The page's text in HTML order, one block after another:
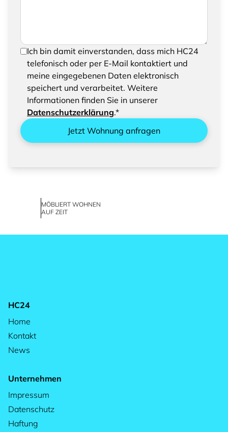
Um Ihre Anfrage senden zu können, bestätigen
Sie bitte das Speichern und Verarbeiten Ihrer
eingegebenen Daten
Ich bin damit einverstanden, dass mich HC24
telefonisch oder per E-Mail kontaktiert und
meine eingegebenen Daten elektronisch
speichert und verarbeitet. Weitere
Informationen finden Sie in unserer
Datenschutzerklärung.*
Jetzt Wohnung anfragen
MÖBLIERT WOHNEN
AUF ZEIT
HC24
Home
Kontakt
News
Unternehmen
Impressum
Datenschutz
Haftung